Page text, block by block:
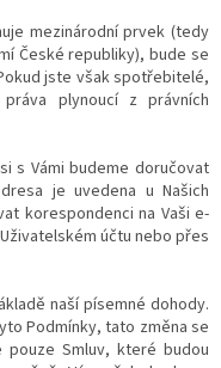
mezinárodní prvek (tedy
České republiky), bude se
jste však spotřebitelé,
plynoucí z právních
s Vámi budeme doručovat
je uvedena u Našich
korespondenci na Vaši e-
účtu nebo přes
naší písemné dohody.
Podmínky, tato změna se
pouze Smluv, které budou